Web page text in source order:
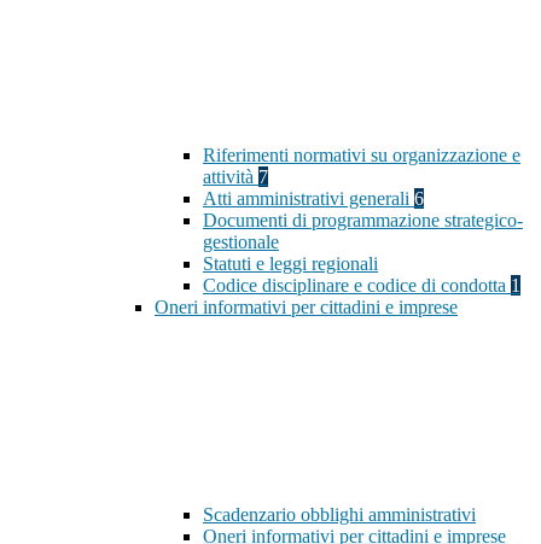
Riferimenti normativi su organizzazione e
attività 7
Atti amministrativi generali 6
Documenti di programmazione strategico-
gestionale
Statuti e leggi regionali
Codice disciplinare e codice di condotta 1
Oneri informativi per cittadini e imprese
Scadenzario obblighi amministrativi
Oneri informativi per cittadini e imprese